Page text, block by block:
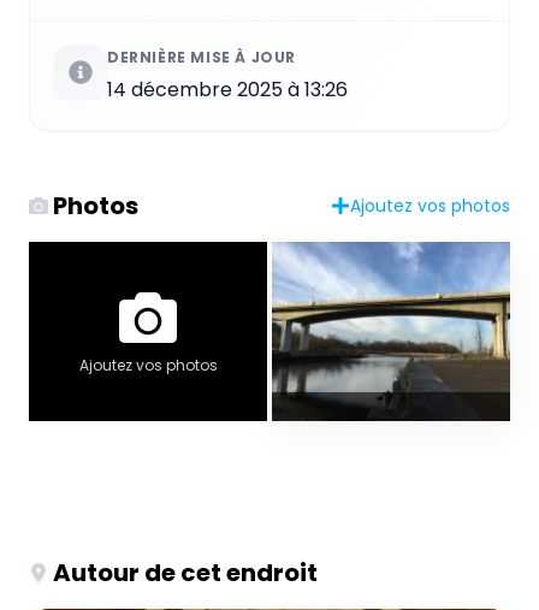
DERNIÈRE MISE À JOUR
14 décembre 2025 à 13:26
Photos Ajoutez vos photos
Ajoutez vos photos
Autour de cet endroit